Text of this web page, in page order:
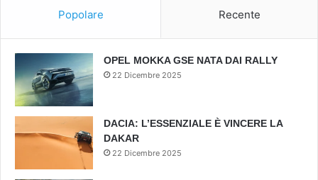
Popolare Recente
OPEL MOKKA GSE NATA DAI RALLY
22 Dicembre 2025
DACIA: L’ESSENZIALE È VINCERE LA
DAKAR
22 Dicembre 2025